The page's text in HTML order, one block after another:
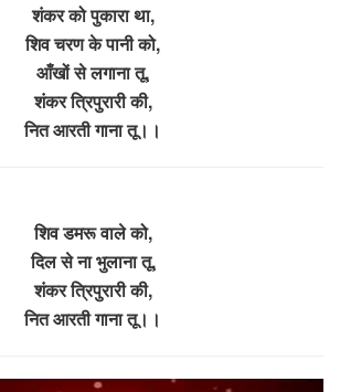
शंकर को पुकारा था,
शिव चरण के पानी को,
आँखों से लगाना तू,
शंकर त्रिपुरारी की,
नित आरती गाना तू।।
शिव डमरू वाले को,
दिल से ना भुलाना तू,
शंकर त्रिपुरारी की,
नित आरती गाना तू।।